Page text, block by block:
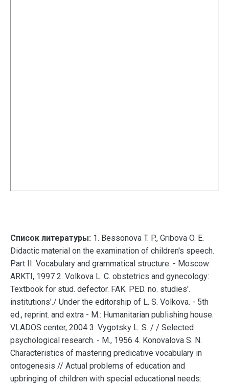
Список литературы: 1. Bessonova T. P., Gribova O. E.
Didactic material on the examination of children's speech.
Part II: Vocabulary and grammatical structure. - Moscow:
ARKTI, 1997 2. Volkova L. C. obstetrics and gynecology:
Textbook for stud. defector. FAK. PED. no. studies'.
institutions'./ Under the editorship of L. S. Volkova. - 5th
ed., reprint. and extra - M.: Humanitarian publishing house.
VLADOS center, 2004 3. Vygotsky L. S. / / Selected
psychological research. - M., 1956 4. Konovalova S. N.
Characteristics of mastering predicative vocabulary in
ontogenesis // Actual problems of education and
upbringing of children with special educational needs: